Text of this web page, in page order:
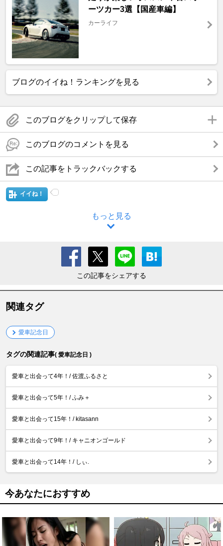
ーツカー3選【国産車編】
カーライフ
ブログのイイね！ランキングを見る
このブログをクリップして保存
このブログのコメントを見る
この記事をトラックバックする
イイね！
もっと見る
この記事をシェアする
関連タグ
愛車記念日
タグの関連記事( 愛車記念日 )
愛車と出会って4年！/ 佐渡ふるさと
愛車と出会って5年！/ ふみ＋
愛車と出会って15年！/ kitasann
愛車と出会って9年！/ キャニオンゴールド
愛車と出会って14年！/ しぃ.
今あなたにおすすめ